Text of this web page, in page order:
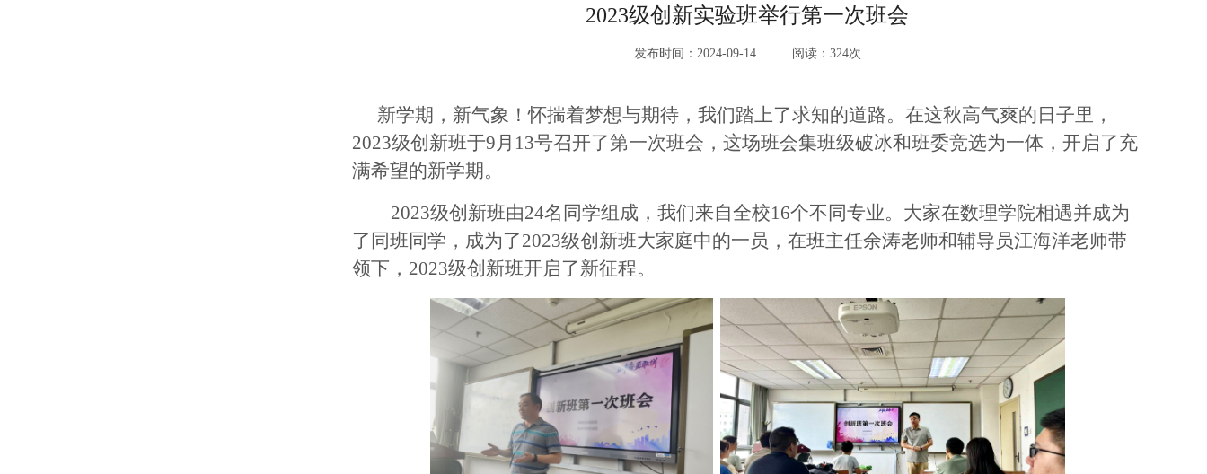
2023级创新实验班举行第一次班会
发布时间：2024-09-14 阅读： 324次
新学期，新气象！怀揣着梦想与期待，我们踏上了求知的道路。在这秋高气爽的日子里，
2023级创新班于9月13号召开了第一次班会，这场班会集班级破冰和班委竞选为一体，开启了充
满希望的新学期。
2023级创新班由24名同学组成，我们来自全校16个不同专业。大家在数理学院相遇并成为
了同班同学，成为了2023级创新班大家庭中的一员，在班主任余涛老师和辅导员江海洋老师带
领下，2023级创新班开启了新征程。